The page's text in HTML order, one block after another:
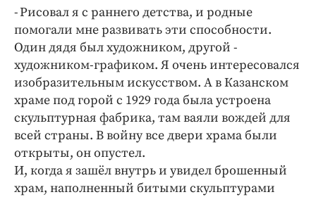
- Рисовал я с раннего детства, и родные
помогали мне развивать эти способности.
Один дядя был художником, другой -
художником-графиком. Я очень интересовался
изобразительным искусством. А в Казанском
храме под горой с 1929 года была устроена
скульптурная фабрика, там ваяли вождей для
всей страны. В войну все двери храма были
открыты, он опустел.
И, когда я зашёл внутрь и увидел брошенный
храм, наполненный битыми скульптурами